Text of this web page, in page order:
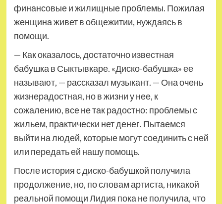
финансовые и жилищные проблемы. Пожилая
женщина живет в общежитии, нуждаясь в
помощи.
— Как оказалось, достаточно известная
бабушка в Сыктывкаре. «Диско-бабушка» ее
называют, — рассказал музыкант. — Она очень
жизнерадостная, но в жизни у нее, к
сожалению, все не так радостно: проблемы с
жильем, практически нет денег. Пытаемся
выйти на людей, которые могут соединить с ней
или передать ей нашу помощь.
После история с диско-бабушкой получила
продолжение, но, по словам артиста, никакой
реальной помощи Лидия пока не получила, что